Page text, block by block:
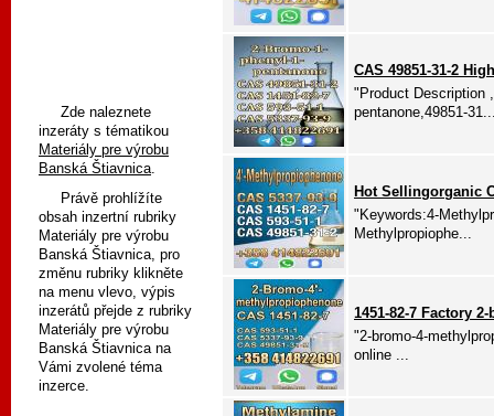
Zde naleznete
inzeráty s tématikou
Materiály pre výrobu
Banská Štiavnica.
Právě prohlížíte
obsah inzertní rubriky
Materiály pre výrobu
Banská Štiavnica, pro
změnu rubriky klikněte
na menu vlevo, výpis
inzerátů přejde z rubriky
Materiály pre výrobu
Banská Štiavnica na
Vámi zvolené téma
inzerce.
CAS 49851-31-2
"Product Description
pentanone,49851-
Hot Sellingorganic
"Keywords:4-
Methylpropiophe...
1451-82-7 Factory
"2-bromo-4-
online ...